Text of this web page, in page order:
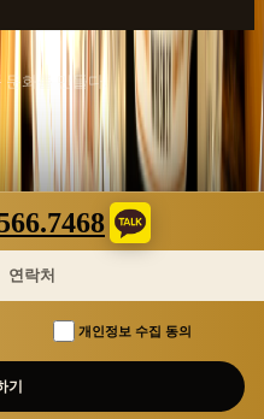
화를 만들다.
개인정보 수집 동의
기